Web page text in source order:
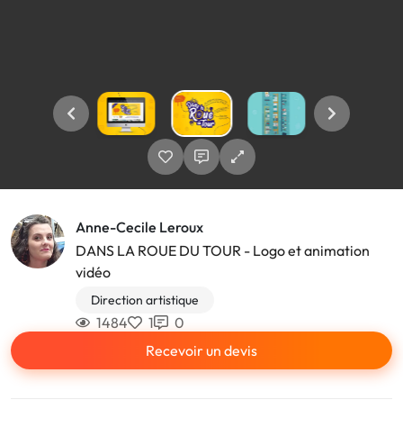
Anne-Cecile Leroux
DANS LA ROUE DU TOUR - Logo et animation
vidéo
Direction artistique
1484 1
0
Recevoir un devis